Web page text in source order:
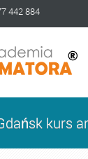
442 884
kurs